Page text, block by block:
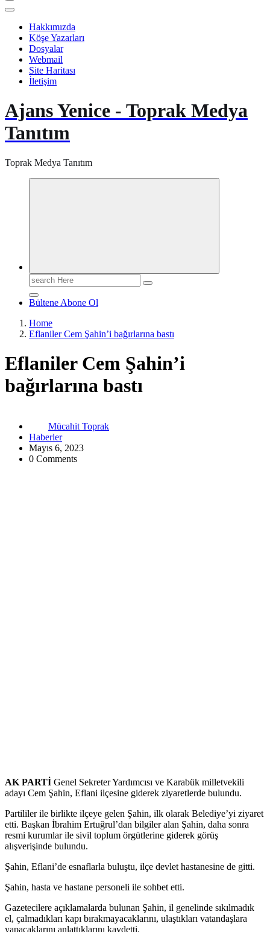
Hakkımızda
Köşe Yazarları
Dosyalar
Webmail
Site Haritası
İletişim
Ajans Yenice - Toprak Medya
Tanıtım
Toprak Medya Tanıtım
Search
for:
Bültene Abone Ol
Home
Eflaniler Cem Şahin’i bağırlarına bastı
Eflaniler Cem Şahin’i
bağırlarına bastı
Mücahit Toprak
Haberler
Mayıs 6, 2023
0 Comments
AK PARTİ Genel Sekreter Yardımcısı ve Karabük milletvekili
adayı Cem Şahin, Eflani ilçesine giderek ziyaretlerde bulundu.
Partililer ile birlikte ilçeye gelen Şahin, ilk olarak Belediye’yi ziyaret
etti. Başkan İbrahim Ertuğrul’dan bilgiler alan Şahin, daha sonra
resmi kurumlar ile sivil toplum örgütlerine giderek görüş
alışverişinde bulundu.
Şahin, Eflani’de esnaflarla buluştu, ilçe devlet hastanesine de gitti.
Şahin, hasta ve hastane personeli ile sohbet etti.
Gazetecilere açıklamalarda bulunan Şahin, il genelinde sıkılmadık
el, çalmadıkları kapı bırakmayacaklarını, ulaştıkları vatandaşlara
yapacaklarını anlattıklarını kaydetti.